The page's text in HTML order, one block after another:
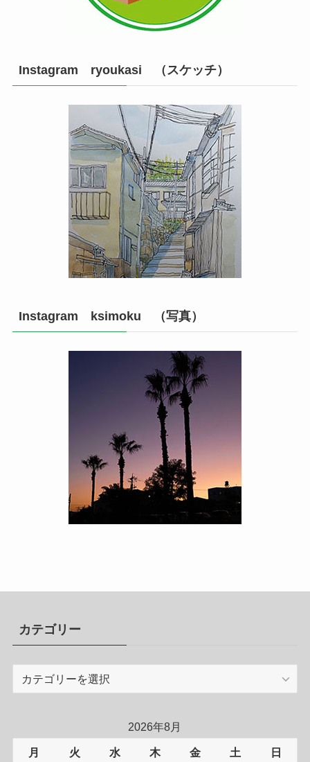
Instagram ryoukasi （スケッチ）
Instagram ksimoku （写真）
カテゴリー
ー
2026年8月
月 火 水 木 金 土 日